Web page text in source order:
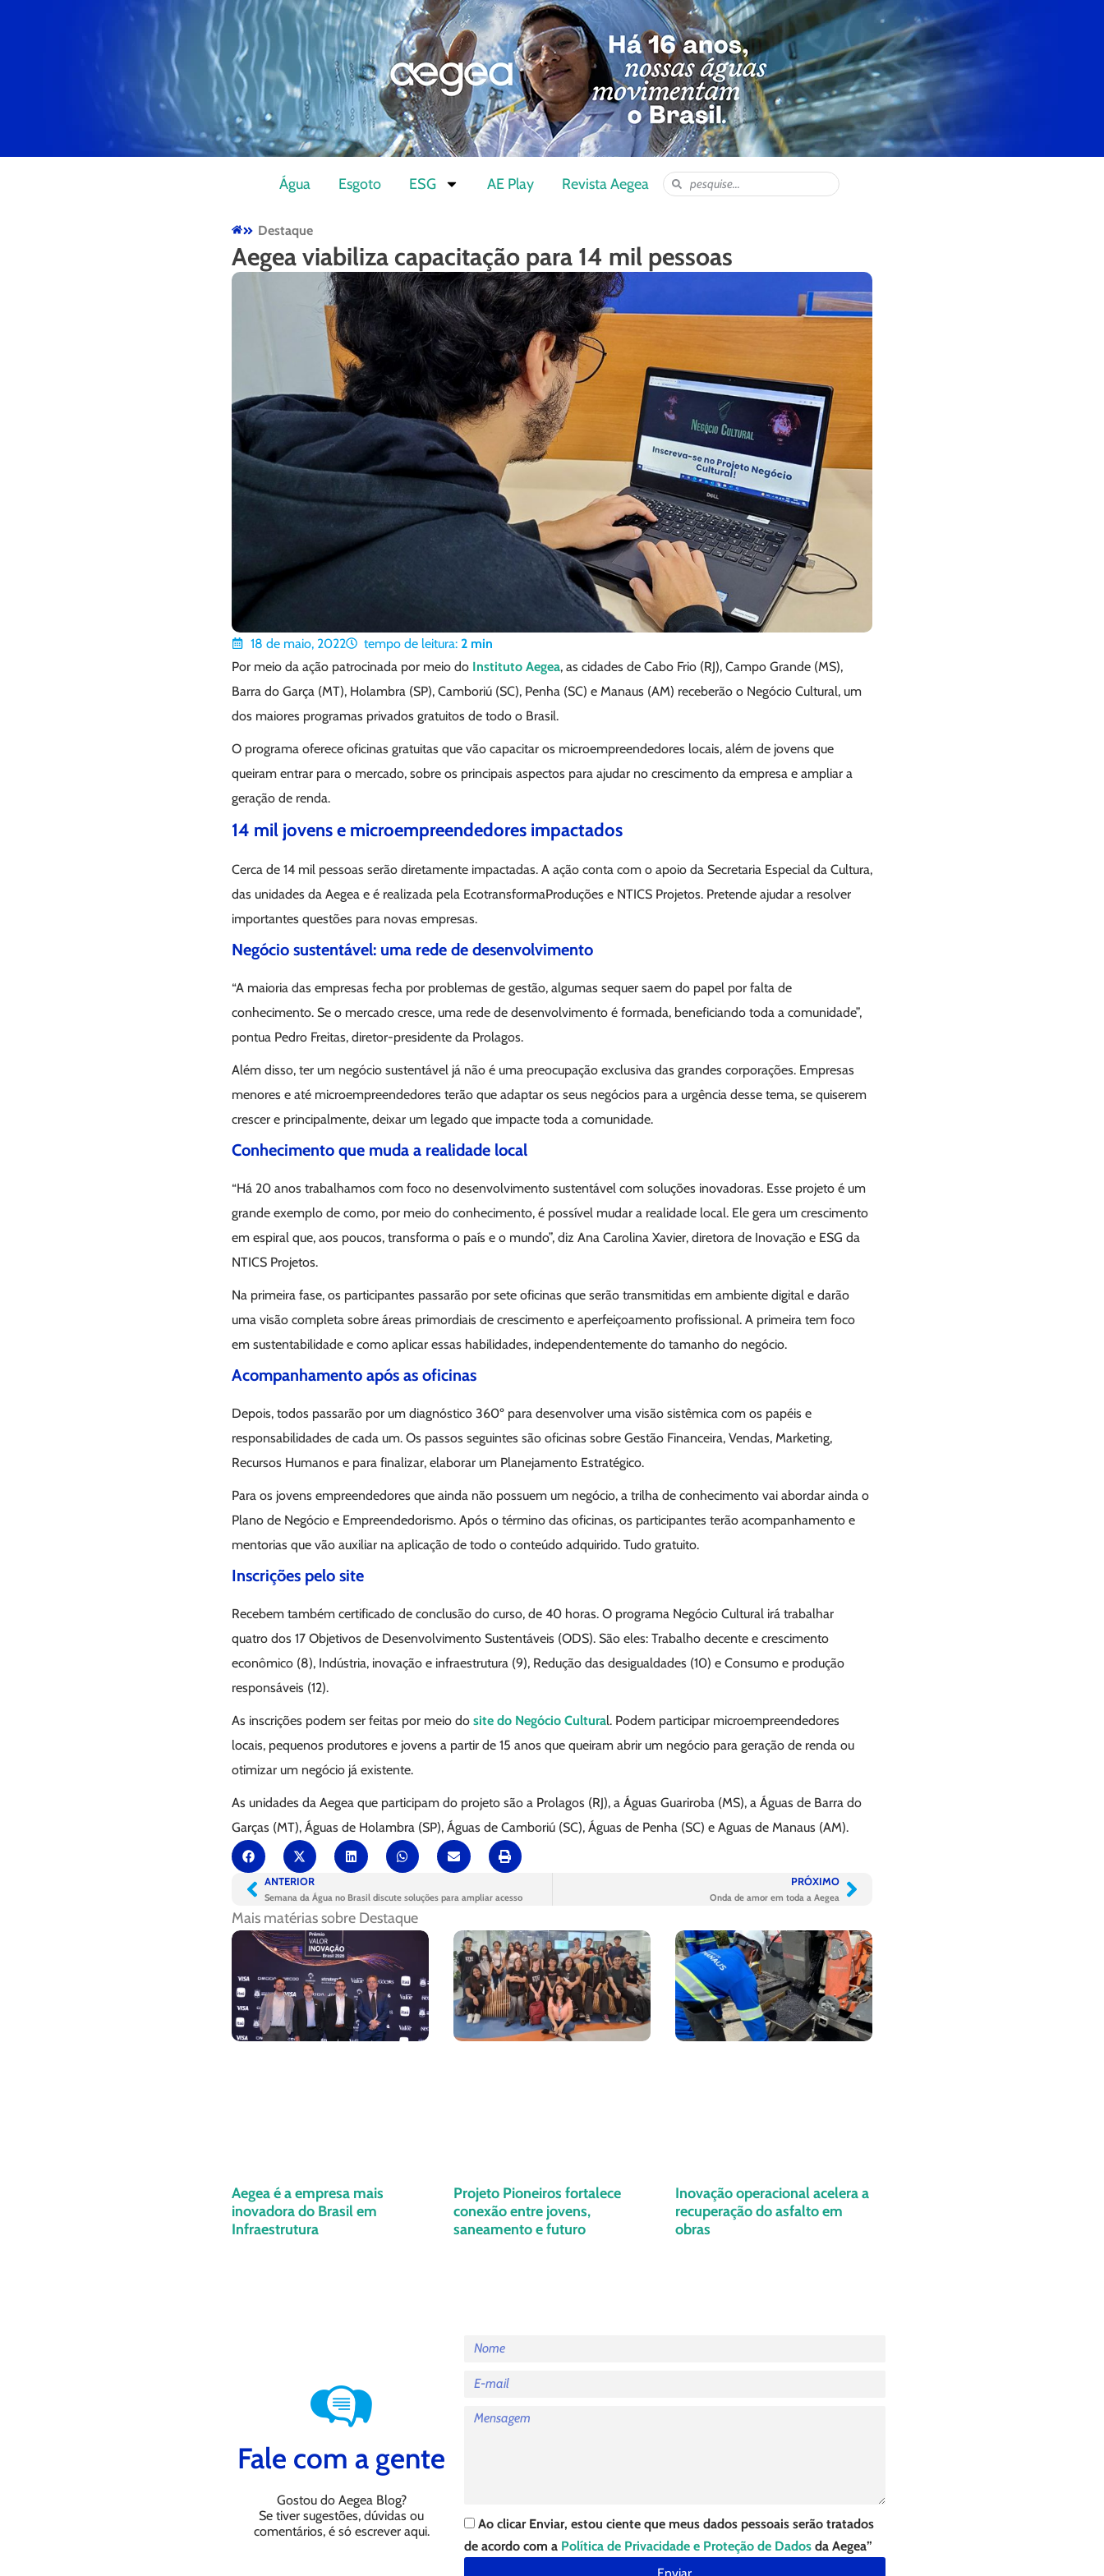
Água Esgoto ESG AE Play Revista Aegea
Destaque
Aegea viabiliza capacitação para 14 mil pessoas
18 de maio, 2022 tempo de leitura: 2 min
Por meio da ação patrocinada por meio do Instituto Aegea, as cidades de Cabo Frio (RJ), Campo Grande (MS),
Barra do Garça (MT), Holambra (SP), Camboriú (SC), Penha (SC) e Manaus (AM) receberão o Negócio Cultural, um
dos maiores programas privados gratuitos de todo o Brasil.
O programa oferece oficinas gratuitas que vão capacitar os microempreendedores locais, além de jovens que
queiram entrar para o mercado, sobre os principais aspectos para ajudar no crescimento da empresa e ampliar a
geração de renda.
14 mil jovens e microempreendedores impactados
Cerca de 14 mil pessoas serão diretamente impactadas. A ação conta com o apoio da Secretaria Especial da Cultura,
das unidades da Aegea e é realizada pela EcotransformaProduções e NTICS Projetos. Pretende ajudar a resolver
importantes questões para novas empresas.
Negócio sustentável: uma rede de desenvolvimento
“A maioria das empresas fecha por problemas de gestão, algumas sequer saem do papel por falta de
conhecimento. Se o mercado cresce, uma rede de desenvolvimento é formada, beneficiando toda a comunidade”,
pontua Pedro Freitas, diretor-presidente da Prolagos.
Além disso, ter um negócio sustentável já não é uma preocupação exclusiva das grandes corporações. Empresas
menores e até microempreendedores terão que adaptar os seus negócios para a urgência desse tema, se quiserem
crescer e principalmente, deixar um legado que impacte toda a comunidade.
Conhecimento que muda a realidade local
“Há 20 anos trabalhamos com foco no desenvolvimento sustentável com soluções inovadoras. Esse projeto é um
grande exemplo de como, por meio do conhecimento, é possível mudar a realidade local. Ele gera um crescimento
em espiral que, aos poucos, transforma o país e o mundo”, diz Ana Carolina Xavier, diretora de Inovação e ESG da
NTICS Projetos.
Na primeira fase, os participantes passarão por sete oficinas que serão transmitidas em ambiente digital e darão
uma visão completa sobre áreas primordiais de crescimento e aperfeiçoamento profissional. A primeira tem foco
em sustentabilidade e como aplicar essas habilidades, independentemente do tamanho do negócio.
Acompanhamento após as oficinas
Depois, todos passarão por um diagnóstico 360º para desenvolver uma visão sistêmica com os papéis e
responsabilidades de cada um. Os passos seguintes são oficinas sobre Gestão Financeira, Vendas, Marketing,
Recursos Humanos e para finalizar, elaborar um Planejamento Estratégico.
Para os jovens empreendedores que ainda não possuem um negócio, a trilha de conhecimento vai abordar ainda o
Plano de Negócio e Empreendedorismo. Após o término das oficinas, os participantes terão acompanhamento e
mentorias que vão auxiliar na aplicação de todo o conteúdo adquirido. Tudo gratuito.
Inscrições pelo site
Recebem também certificado de conclusão do curso, de 40 horas. O programa Negócio Cultural irá trabalhar
quatro dos 17 Objetivos de Desenvolvimento Sustentáveis (ODS). São eles: Trabalho decente e crescimento
econômico (8), Indústria, inovação e infraestrutura (9), Redução das desigualdades (10) e Consumo e produção
responsáveis (12).
As inscrições podem ser feitas por meio do site do Negócio Cultural. Podem participar microempreendedores
locais, pequenos produtores e jovens a partir de 15 anos que queiram abrir um negócio para geração de renda ou
otimizar um negócio já existente.
As unidades da Aegea que participam do projeto são a Prolagos (RJ), a Águas Guariroba (MS), a Águas de Barra do
Garças (MT), Águas de Holambra (SP), Águas de Camboriú (SC), Águas de Penha (SC) e Aguas de Manaus (AM).
ANTERIOR
Semana da Água no Brasil discute soluções para ampliar acesso
PRÓXIMO
Onda de amor em toda a Aegea
Mais matérias sobre Destaque
Aegea é a empresa mais
inovadora do Brasil em
Infraestrutura
Projeto Pioneiros fortalece
conexão entre jovens,
saneamento e futuro
Inovação operacional acelera a
recuperação do asfalto em
obras
Fale com a gente
Gostou do Aegea Blog?
Se tiver sugestões, dúvidas ou
comentários, é só escrever aqui.
Ao clicar Enviar, estou ciente que meus dados pessoais serão tratados
de acordo com a Política de Privacidade e Proteção de Dadosda Aegea”
Enviar